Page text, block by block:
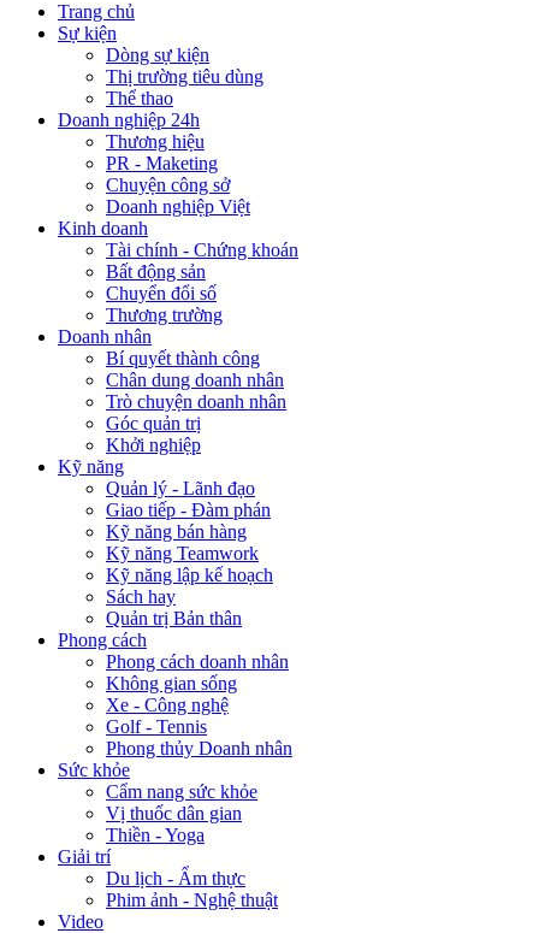
Trang chủ
Sự kiện
Dòng sự kiện
Thị trường tiêu dùng
Thể thao
Doanh nghiệp 24h
Thương hiệu
PR - Maketing
Chuyện công sở
Doanh nghiệp Việt
Kinh doanh
Tài chính - Chứng khoán
Bất động sản
Chuyển đổi số
Thương trường
Doanh nhân
Bí quyết thành công
Chân dung doanh nhân
Trò chuyện doanh nhân
Góc quản trị
Khởi nghiệp
Kỹ năng
Quản lý - Lãnh đạo
Giao tiếp - Đàm phán
Kỹ năng bán hàng
Kỹ năng Teamwork
Kỹ năng lập kế hoạch
Sách hay
Quản trị Bản thân
Phong cách
Phong cách doanh nhân
Không gian sống
Xe - Công nghệ
Golf - Tennis
Phong thủy Doanh nhân
Sức khỏe
Cẩm nang sức khỏe
Vị thuốc dân gian
Thiền - Yoga
Giải trí
Du lịch - Ẩm thực
Phim ảnh - Nghệ thuật
Video